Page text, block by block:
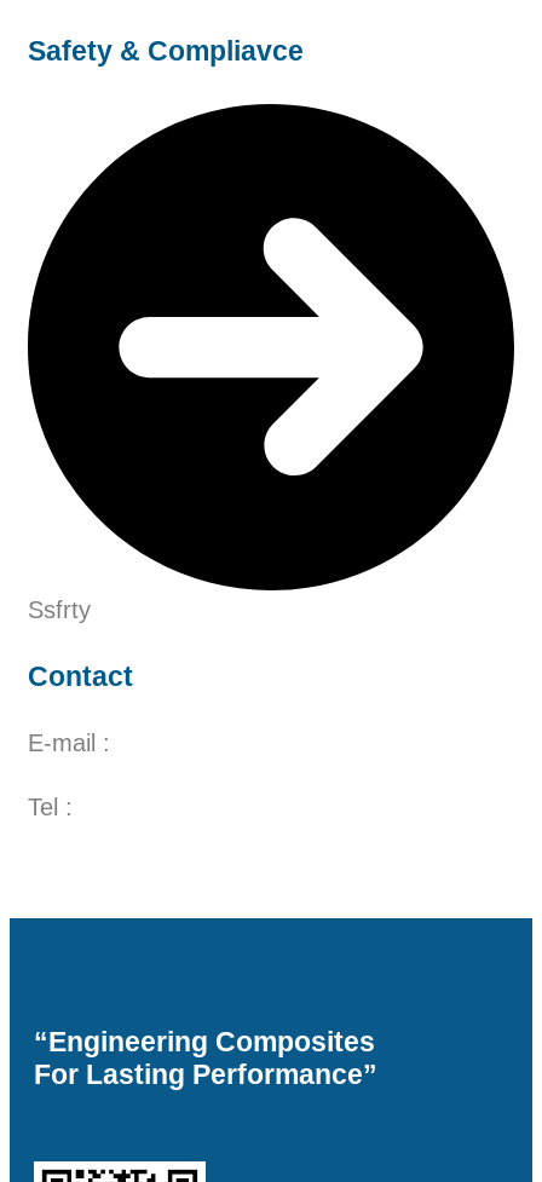
Safety & Compliavce
Ssfrty
Contact
E-mail :
Tel :
“Engineering Composites
For Lasting Performance”